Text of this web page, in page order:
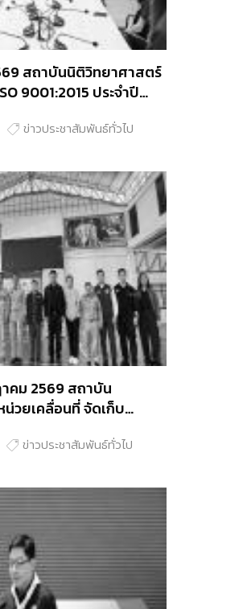
สถาบันนิติวิทยาศาสตร์
9001:2015 ประจำปี
ข่าวประชาสัมพันธ์ทั่วไป
คม 2569 สถาบัน
วยเคลื่อนที่ จัดเก็บ
ทะเบียนราษฎรในพื้นที่
ข่าวประชาสัมพันธ์ทั่วไป